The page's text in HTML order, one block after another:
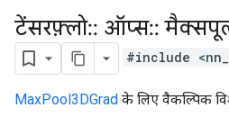
टेंसरफ़्लो:: ऑप्स::
#include
MaxPool3DGrad के लिए वैकल्पिक